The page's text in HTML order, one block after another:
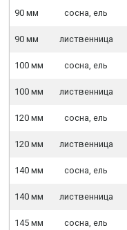
90 мм сосна, ель
90 мм лиственница
100 мм сосна, ель
100 мм лиственница
120 мм сосна, ель
120 мм лиственница
140 мм сосна, ель
140 мм лиственница
145 мм сосна, ель